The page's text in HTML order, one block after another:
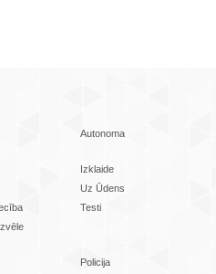
Autonoma
Izklaide
Uz Ūdens
Testi
Policija